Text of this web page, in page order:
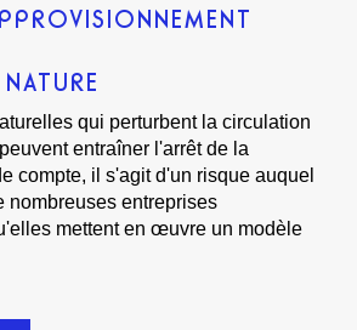
qui perturbent la circulation
entraîner l'arrêt de la
compte, il s'agit d'un risque auquel
nombreuses entreprises
mettent en œuvre un modèle